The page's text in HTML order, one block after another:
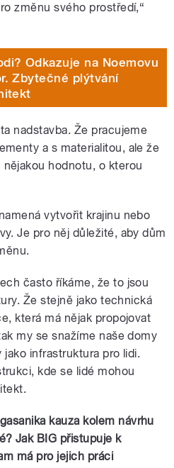
změnu svého prostředí,“
Odkazuje na Noemovu
Zbytečné plýtvání
nadstavba. Že pracujeme
a s materialitou, ale že
hodnotu, o kterou
vytvořit krajinu nebo
Je pro něj důležité, aby dům
často říkáme, že to jsou
Že stejně jako technická
která má nějak propojovat
my se snažíme naše domy
jako infrastruktura pro lidi.
kde se lidé mohou
kauza kolem návrhu
Jak BIG přistupuje k
má pro jejich práci